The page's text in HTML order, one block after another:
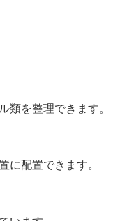
を整理できます。
配置できます。